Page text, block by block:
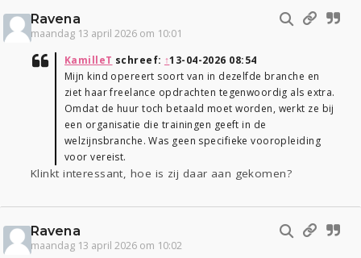
Ravena
maandag 13 april 2026 om 10:01
KamilleT schreef: ↑13-04-2026 08:54
Mijn kind opereert soort van in dezelfde branche en
ziet haar freelance opdrachten tegenwoordig als extra.
Omdat de huur toch betaald moet worden, werkt ze bij
een organisatie die trainingen geeft in de
welzijnsbranche. Was geen specifieke vooropleiding
voor vereist.
Klinkt interessant, hoe is zij daar aan gekomen?
Ravena
maandag 13 april 2026 om 10:02